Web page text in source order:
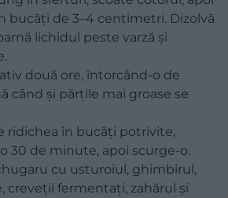
bucăți de 3–4 centimetri. Dizolvă
lichidul peste varză și
două ore, întorcând-o de
când și părțile mai groase se
ridichea în bucăți potrivite,
o 30 de minute, apoi scurge-o.
cu usturoiul, ghimbirul,
creveții fermentați, zahărul și